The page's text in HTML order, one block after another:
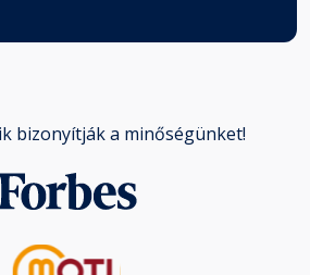
bizonyítják a minőségünket!